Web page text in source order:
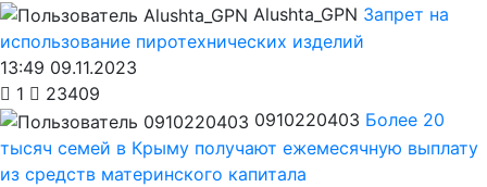
Alushta_GPN Запрет на
использование пиротехнических изделий
13:49 09.11.2023
1
23409
0910220403 Более 20
тысяч семей в Крыму получают ежемесячную выплату
из средств материнского капитала